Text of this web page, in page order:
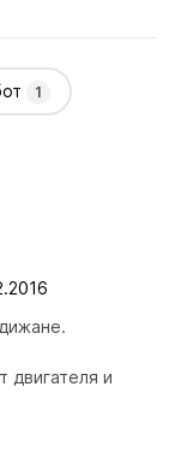
1
двигателя и